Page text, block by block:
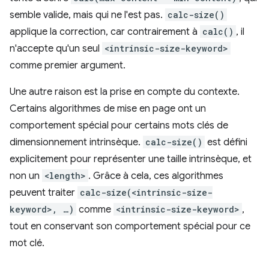
semble valide, mais qui ne l'est pas. calc-size()
applique la correction, car contrairement à calc() , il
n'accepte qu'un seul <intrinsic-size-keyword>
comme premier argument.
Une autre raison est la prise en compte du contexte.
Certains algorithmes de mise en page ont un
comportement spécial pour certains mots clés de
dimensionnement intrinsèque. calc-size() est défini
explicitement pour représenter une taille intrinsèque, et
non un <length> . Grâce à cela, ces algorithmes
peuvent traiter calc-size(<intrinsic-size-
keyword>, …) comme <intrinsic-size-keyword> ,
tout en conservant son comportement spécial pour ce
mot clé.